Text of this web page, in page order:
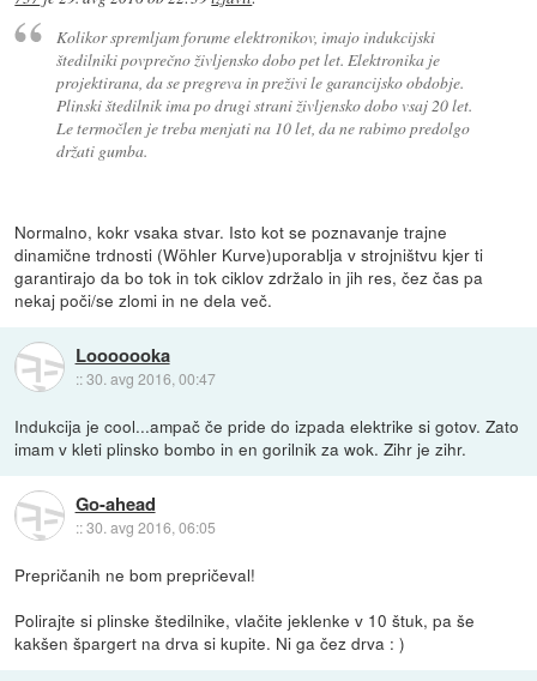
Kolikor spremljam forume elektronikov, imajo indukcijski
štedilniki povprečno življensko dobo pet let. Elektronika je
projektirana, da se pregreva in preživi le garancijsko obdobje.
Plinski štedilnik ima po drugi strani življensko dobo vsaj 20 let.
Le termočlen je treba menjati na 10 let, da ne rabimo predolgo
držati gumba.
Normalno, kokr vsaka stvar. Isto kot se poznavanje trajne
dinamične trdnosti (Wöhler Kurve)uporablja v strojništvu kjer ti
garantirajo da bo tok in tok ciklov zdržalo in jih res, čez čas pa
nekaj poči/se zlomi in ne dela več.
Looooooka
::30. avg 2016, 00:47
Indukcija je cool...ampač če pride do izpada elektrike si gotov. Zato
imam v kleti plinsko bombo in en gorilnik za wok. Zihr je zihr.
Go-ahead
::30. avg 2016, 06:05
Prepričanih ne bom prepričeval!
Polirajte si plinske štedilnike, vlačite jeklenke v 10 štuk, pa še
kakšen špargert na drva si kupite. Ni ga čez drva : )